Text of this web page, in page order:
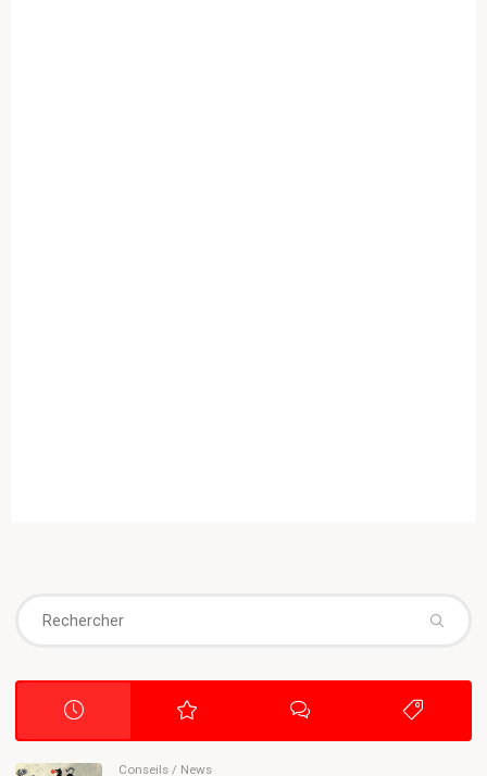
Conseils / News